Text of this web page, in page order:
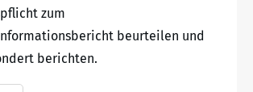
zum
beurteilen und
berichten.